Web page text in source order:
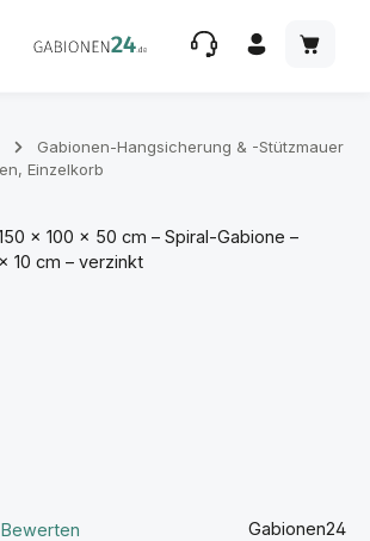
Gabionen-Hangsicherung & -Stützmauer
Einzelkorb
Bewerten Gabionen24